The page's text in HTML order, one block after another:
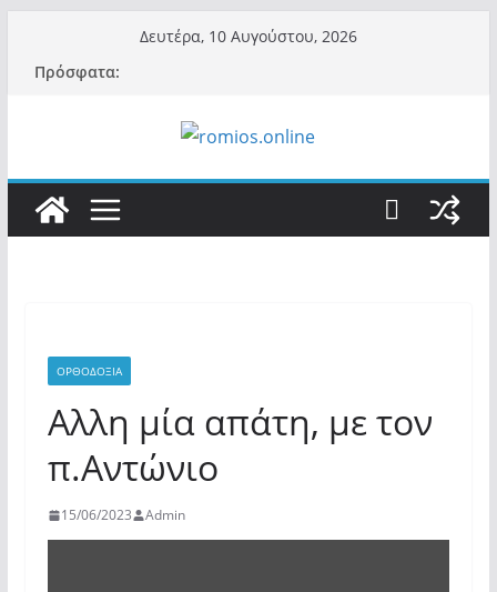
περιεχόμενο
Δευτέρα, 10 Αυγούστου, 2026
Πρόσφατα:
ΟΡΘΟΔΟΞΙΑ
Αλλη μία απάτη, με τον
π.Αντώνιο
15/06/2023 Admin